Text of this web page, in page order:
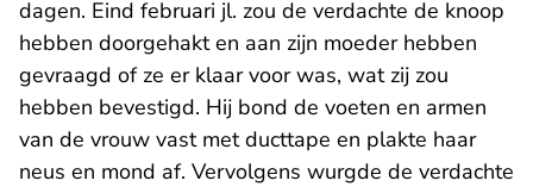
dagen. Eind februari jl. zou de verdachte de knoop
hebben doorgehakt en aan zijn moeder hebben
gevraagd of ze er klaar voor was, wat zij zou
hebben bevestigd. Hij bond de voeten en armen
van de vrouw vast met ducttape en plakte haar
neus en mond af. Vervolgens wurgde de verdachte